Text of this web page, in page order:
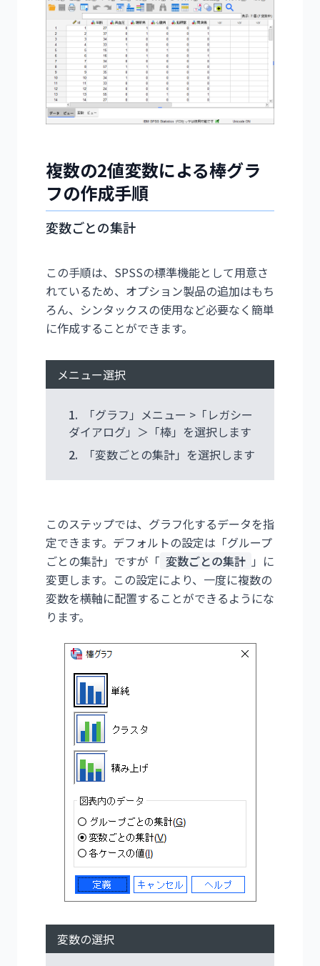
複数の2値変数による棒グラ
フの作成手順
変数ごとの集計
この手順は、SPSSの標準機能として用意さ
れているため、オプション製品の追加はもち
ろん、シンタックスの使用など必要なく簡単
に作成することができます。
メニュー選択
1.
「グラフ」メニュー >「レガシー
ダイアログ」＞「棒」を選択します
2.
「変数ごとの集計」を選択します
このステップでは、グラフ化するデータを指
定できます。デフォルトの設定は「グループ
ごとの集計」ですが「 変数ごとの集計 」に
変更します。この設定により、一度に複数の
変数を横軸に配置することができるようにな
ります。
変数の選択